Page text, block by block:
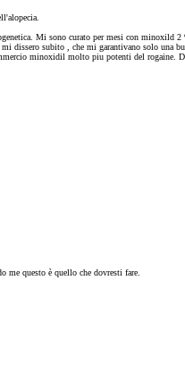
Mi sono curato per mesi con
dissero subito , che mi garantivano solo una
minoxidil molto piu potenti del rogaine.
me questo è quello che dovresti fare.